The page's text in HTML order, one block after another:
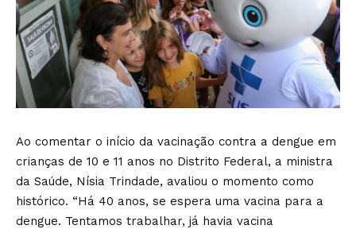
Ao comentar o início da vacinação contra a dengue em
crianças de 10 e 11 anos no Distrito Federal, a ministra
da Saúde, Nísia Trindade, avaliou o momento como
histórico. “Há 40 anos, se espera uma vacina para a
dengue. Tentamos trabalhar, já havia vacina